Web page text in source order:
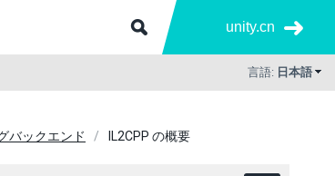
unity.cn
言語: 日本語
バックエンド IL2CPP の概要